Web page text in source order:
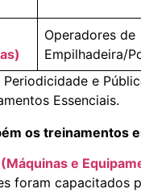
Operadores de
Empilhadeira/
Periodicidade e
Essenciais.
os treinamentos
e
foram capacitados